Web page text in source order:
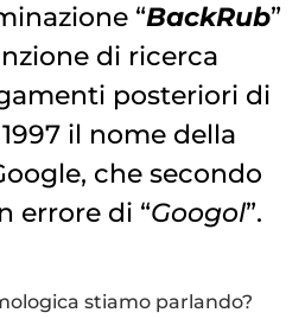
“BackRub”
di ricerca
posteriori di
il nome della
che secondo
errore di “Googol”.
stiamo parlando?